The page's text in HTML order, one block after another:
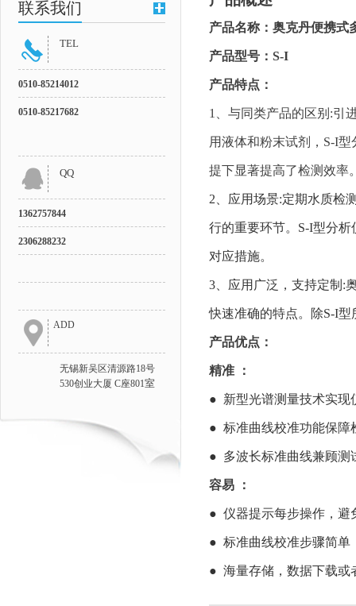
联系我们
TEL
0510-85214012
0510-85217682
QQ
1362757844
2306288232
ADD
无锡新吴区清源路18号
530创业大厦 C座801室
产品名称：奥克丹便携式
产品型号：S-I
产品特点：
1、 与同类产品的区别:引
用液体和粉末试剂，S-I
提下显著提高了检测效率
2、应用场景:定期水质检
行的重要环节。S-I型分
对应措施。
3、应用广泛，支持定制:
快速准确的特点。除S-I
产品优点：
精准
● 新型光谱测量技术实
● 标准曲线校准功能保
● 多波长标准曲线兼顾
容
● 仪器提示每步操作，
● 标准曲线校准步骤简
● 海量存储，数据下载